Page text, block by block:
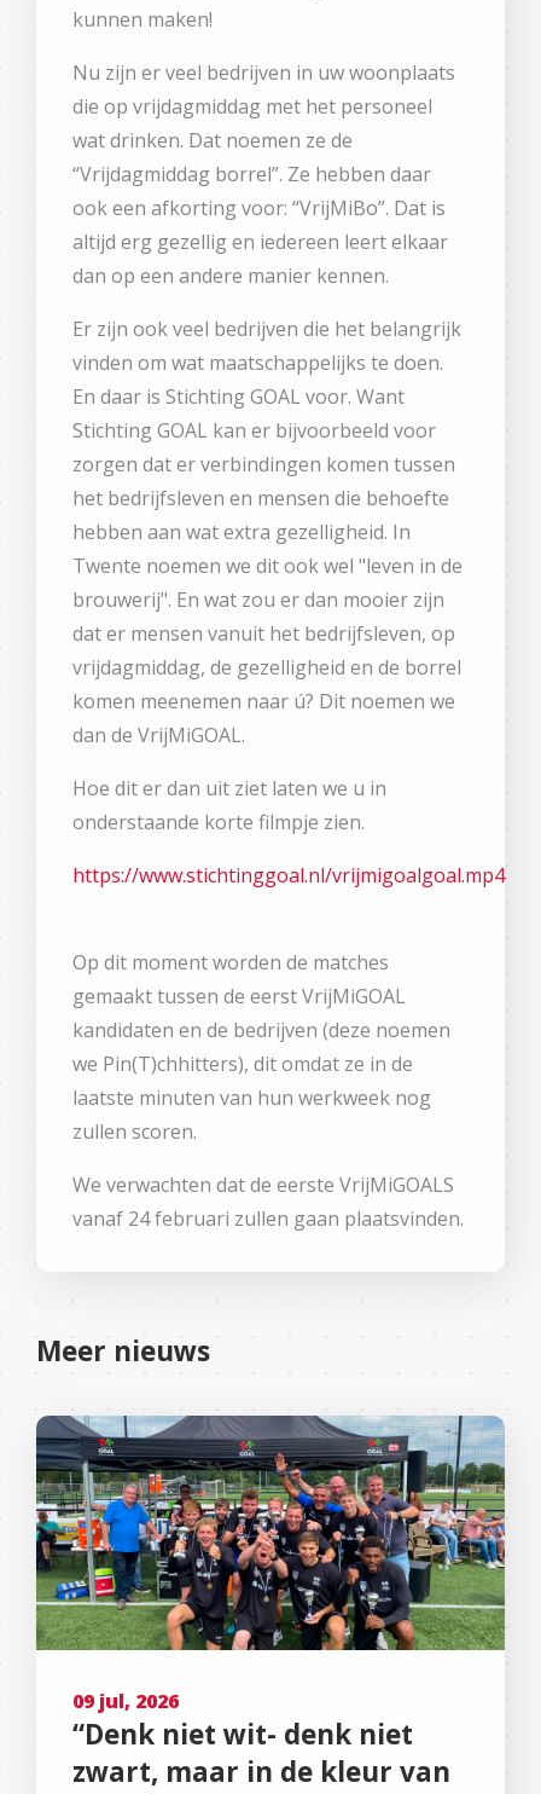
kunnen maken!
Nu zijn er veel bedrijven in uw woonplaats
die op vrijdagmiddag met het personeel
wat drinken. Dat noemen ze de
“Vrijdagmiddag borrel”. Ze hebben daar
ook een afkorting voor: “VrijMiBo”. Dat is
altijd erg gezellig en iedereen leert elkaar
dan op een andere manier kennen.
Er zijn ook veel bedrijven die het belangrijk
vinden om wat maatschappelijks te doen.
En daar is Stichting GOAL voor. Want
Stichting GOAL kan er bijvoorbeeld voor
zorgen dat er verbindingen komen tussen
het bedrijfsleven en mensen die behoefte
hebben aan wat extra gezelligheid. In
Twente noemen we dit ook wel "leven in de
brouwerij". En wat zou er dan mooier zijn
dat er mensen vanuit het bedrijfsleven, op
vrijdagmiddag, de gezelligheid en de borrel
komen meenemen naar ú? Dit noemen we
dan de VrijMiGOAL.
Hoe dit er dan uit ziet laten we u in
onderstaande korte filmpje zien.
https://www.stichtinggoal.nl/vrijmigoalgoal.mp4
Op dit moment worden de matches
gemaakt tussen de eerst VrijMiGOAL
kandidaten en de bedrijven (deze noemen
we Pin(T)chhitters), dit omdat ze in de
laatste minuten van hun werkweek nog
zullen scoren.
We verwachten dat de eerste VrijMiGOALS
vanaf 24 februari zullen gaan plaatsvinden.
Meer nieuws
09 jul, 2026
“Denk niet wit- denk niet
zwart, maar in de kleur van